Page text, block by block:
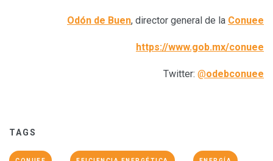
Odón de Buen, director general de la Conuee
https://www.gob.mx/conuee
Twitter: @odebconuee
TAGS